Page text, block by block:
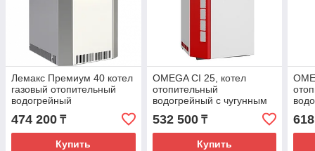
Лемакс Премиум 40 котел
газовый отопительный
водогрейный
474 200 ₸
Купить
OMEGA CI 25, котел
отопительный
водогрейный с чугунным
теплообменником
532 500₸
Купить